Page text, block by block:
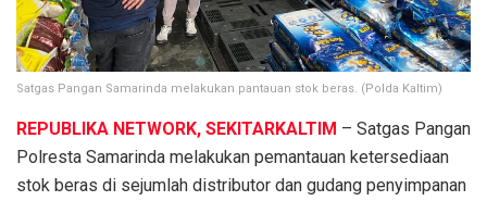
Satgas Pangan Samarinda melakukan pantauan stok beras. (Polda Kaltim)
REPUBLIKA NETWORK, SEKITARKALTIM – Satgas Pangan
Polresta Samarinda melakukan pemantauan ketersediaan
stok beras di sejumlah distributor dan gudang penyimpanan